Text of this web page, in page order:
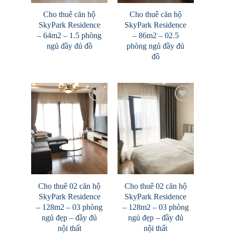
Cho thuê căn hộ
SkyPark Residence
– 64m2 – 1.5 phòng
ngủ đầy đủ đồ
Cho thuê căn hộ
SkyPark Residence
– 86m2 – 02.5
phòng ngủ đầy đủ
đồ
Add to
Wishlist
Cho thuê 02 căn hộ
SkyPark Residence
– 128m2 – 03 phòng
ngủ đẹp – đầy đủ
nội thất
Add to
Wishlist
Cho thuê 02 căn hộ
SkyPark Residence
– 128m2 – 03 phòng
ngủ đẹp – đầy đủ
nội thất